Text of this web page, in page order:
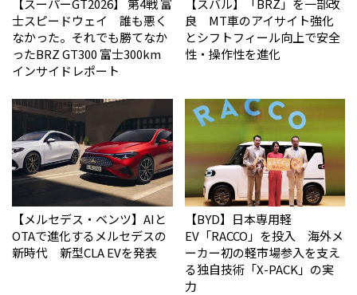
【スーパーGT2026】 第4戦 富
士スピードウェイ 誰も悪く
なかった。それでも勝てなか
った――BRZ GT300 富士300km
インサイドレポート
【スバル】「BRZ」を一部改
良 MT車のアイサイト強化
とシフトフィール向上で安全
性・操作性を進化
【メルセデス・ベンツ】AIと
OTAで進化するメルセデスの
新時代 新型CLA EVを発表
【BYD】日本専用軽
EV「RACCO」を投入 海外メ
ーカー初の軽市場参入を支え
る独自技術「X-PACK」の実
力